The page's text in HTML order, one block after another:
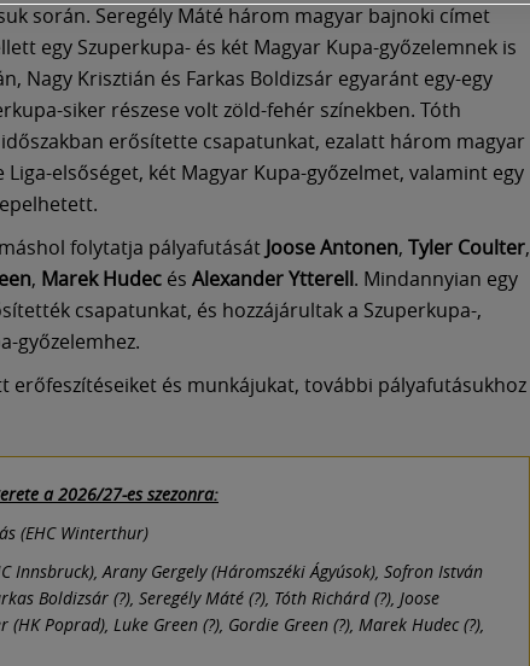
során. Seregély Máté három magyar bajnoki címet
egy Szuperkupa- és két Magyar Kupa-győzelemnek is
Nagy Krisztián és Farkas Boldizsár egyaránt egy-egy
siker részese volt zöld-fehér színekben. Tóth
erősítette csapatunkat, ezalatt három magyar
elsőséget, két Magyar Kupa-győzelmet, valamint egy
folytatja pályafutását Joose Antonen, Tyler Coulter,
, Marek Hudecés Alexander Ytterell. Mindannyian egy
csapatunkat, és hozzájárultak a Szuperkupa-,
győzelemhez.
erőfeszítéseiket és munkájukat, további pályafutásukhoz
a 2026/27-es szezonra:
(EHC Winterthur)
Innsbruck), Arany Gergely (Háromszéki Ágyúsok), Sofron István
Boldizsár (?), Seregély Máté (?), Tóth Richárd (?), Joose
(HK Poprad), Luke Green (?), Gordie Green (?), Marek Hudec (?),